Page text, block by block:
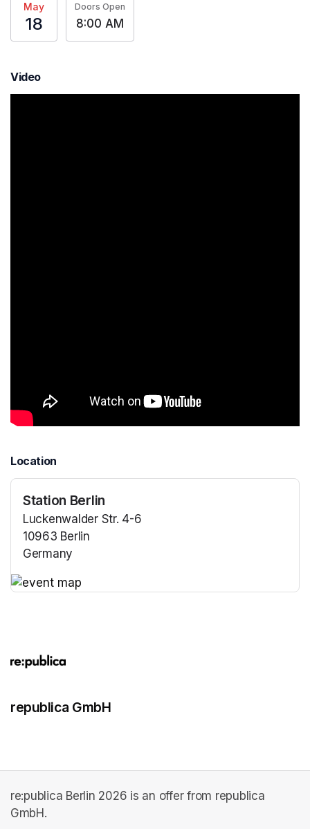
May
18
Doors Open
8:00 AM
Video
Location
Station Berlin
Luckenwalder Str. 4-6
10963 Berlin
Germany
republica GmbH
re:publica Berlin 2026 is an offer from republica
GmbH.